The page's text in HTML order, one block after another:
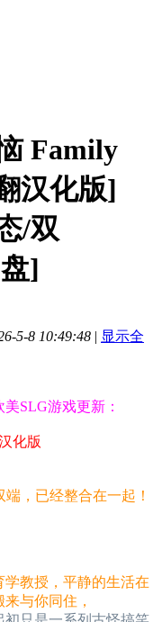
Family
汉化版]
/双
]
5-8 10:49:48 | 显示全
SLG游戏更新：
化版
，已经整合在一起！
教授，平静的生活在
与你同住，